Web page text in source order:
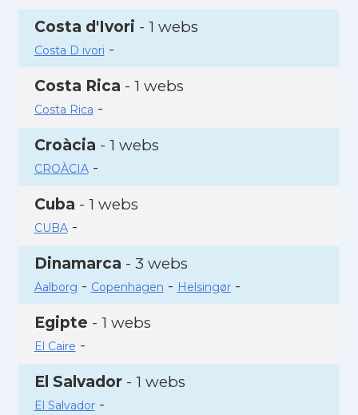
Costa d'Ivori - 1 webs
Costa D ivori -
Costa Rica - 1 webs
Costa Rica -
Croàcia - 1 webs
CROÀCIA-
Cuba - 1 webs
CUBA-
Dinamarca - 3 webs
Aalborg - Copenhagen - Helsingør-
Egipte - 1 webs
El Caire -
El Salvador- 1 webs
El Salvador-